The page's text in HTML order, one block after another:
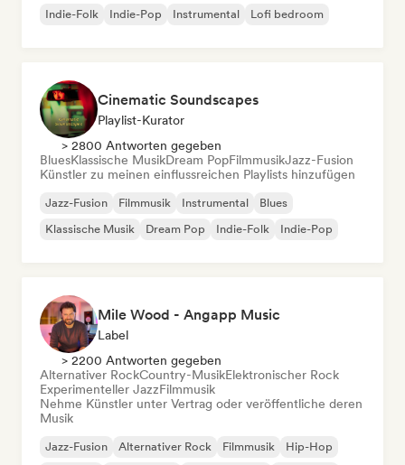
Indie-Folk
Indie-Pop Instrumental Lofi bedroom
Cinematic Soundscapes
Playlist-Kurator
> 2800 Antworten gegeben
BluesKlassische MusikDream PopFilmmusikJazz-Fusion
Künstler zu meinen einflussreichen Playlists hinzufügen
Jazz-Fusion Filmmusik Instrumental
Blues
Klassische Musik
Dream Pop Indie-Folk Indie-Pop
Mile Wood - Angapp Music
Label
> 2200 Antworten gegeben
Alternativer RockCountry-MusikElektronischer Rock
Experimenteller JazzFilmmusik
Nehme Künstler unter Vertrag oder veröffentliche deren
Musik
Jazz-Fusion Alternativer Rock Filmmusik
Hip-Hop